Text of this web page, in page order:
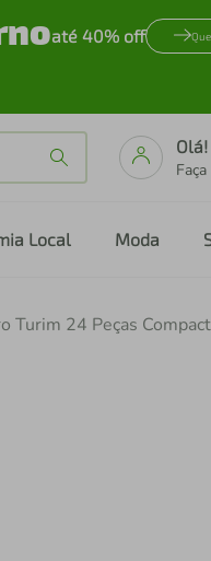
até 40% off
Olá!
Local Moda
Turim 24 Peças